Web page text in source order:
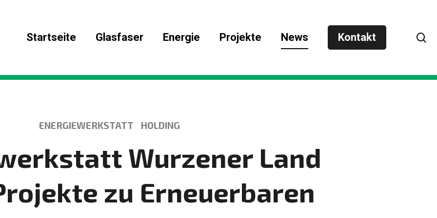
ESC um abzubrechen
Startseite
Glasfaser Energie Projekte News Kontakt
ENERGIEWERKSTATTKATEGORIE
HOLDINGKATEGORIE
Wurzener Land
zu Erneuerbaren